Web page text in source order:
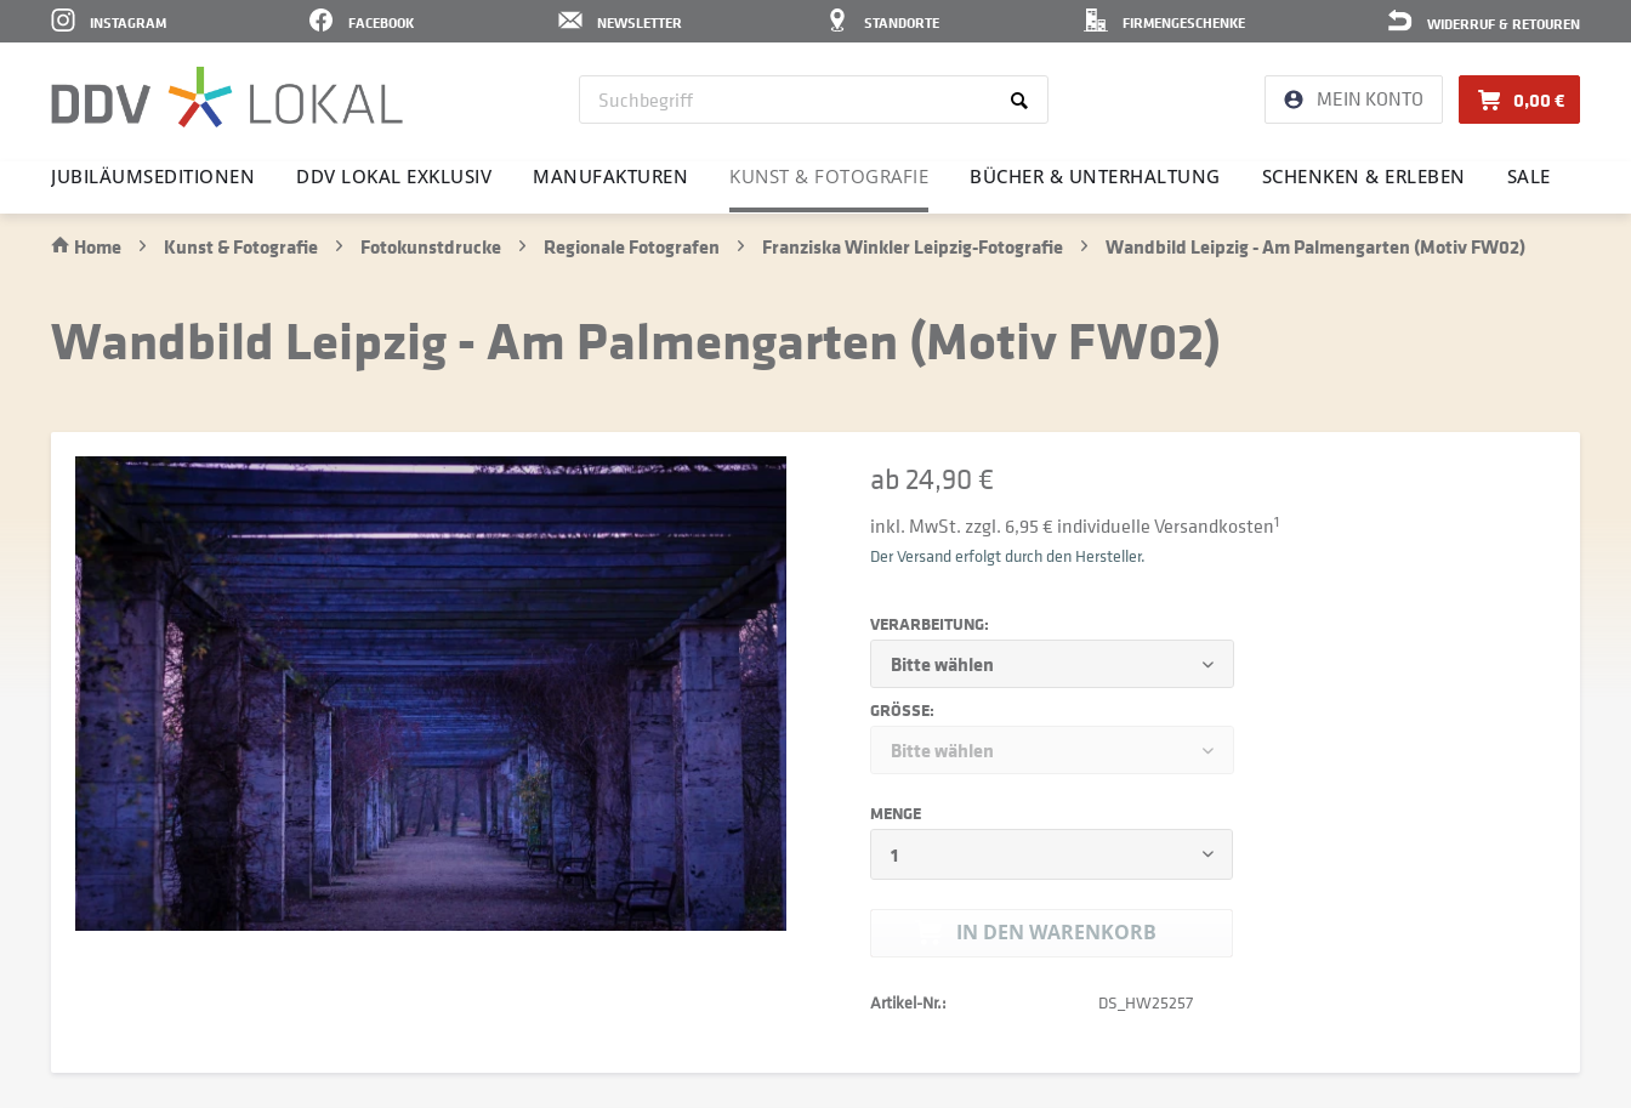
WIDERRUF & RETOUREN
FIRMENGESCHENKE
STANDORTE
NEWSLETTER
FACEBOOK
INSTAGRAM
MEIN KONTO 0,00 €
JUBI­LÄ­UMS­E­DI­TIONEN DDV LOKAL EXKLUSIV MANU­FAK­TUREN KUNST & FOTO­GRAFIE BÜCHER & UNTER­HAL­TUNG SCHENKEN & ERLEBEN SALE
Home Kunst & Fotografie Fotokunstdrucke Regionale Fotografen Franziska Winkler Leipzig-Fotografie Wandbild Leipzig - Am Palmengarten (Motiv FW02)
Wandbild Leipzig - Am Palmengarten (Motiv FW02)
ab 24,90 €
inkl. MwSt. zzgl. 6,95 € individuelle Versandkosten1
Der Versand erfolgt durch den Hersteller.
VERARBEITUNG:
GRÖSSE:
MENGE
IN DEN WARENKORB
Artikel-Nr.: DS_HW25257